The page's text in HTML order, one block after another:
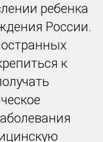
ребенка
России.
к